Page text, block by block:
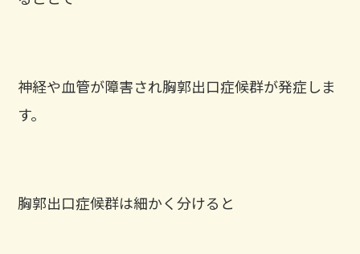
神経や血管が障害され胸郭出口症候群が発症しま
す。
胸郭出口症候群は細かく分けると